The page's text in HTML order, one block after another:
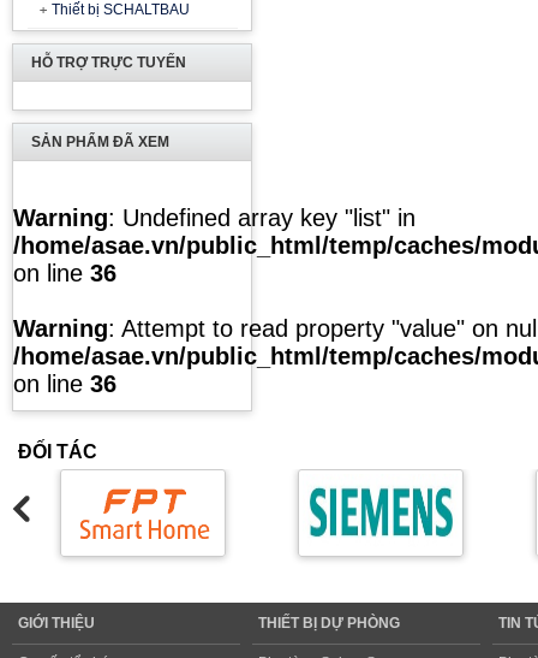
Thiết bị SCHALTBAU
HỖ TRỢ TRỰC TUYẾN
SẢN PHẨM ĐÃ XEM
Warning: Undefined array key "list" in
/home/asae.vn/public_html/temp/caches/
on line 36
Warning: Attempt to read property "value" on
/home/asae.vn/public_html/temp/caches/
on line 36
ĐỐI TÁC
GIỚI THIỆU THIẾT BỊ DỰ PHÒNG TIN